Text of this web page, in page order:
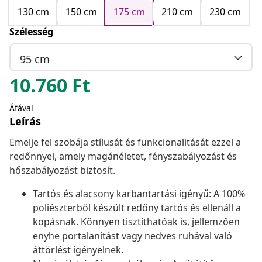
130 cm
150 cm 175 cm 210 cm
230 cm
Szélesség
95 cm
10.760 Ft
Áfával
Leírás
Emelje fel szobája stílusát és funkcionalitását ezzel a
redőnnyel, amely magánéletet, fényszabályozást és
hőszabályozást biztosít.
Tartós és alacsony karbantartási igényű: A 100%
poliészterből készült redőny tartós és ellenáll a
kopásnak. Könnyen tisztíthatóak is, jellemzően
enyhe portalanítást vagy nedves ruhával való
áttörlést igényelnek.